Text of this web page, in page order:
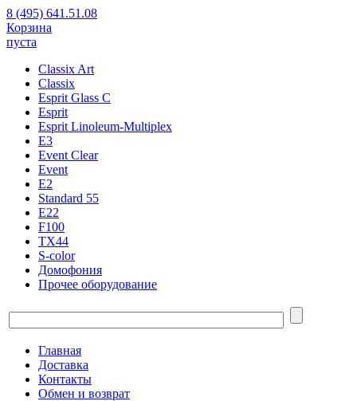
8 (495) 641.51.08
Корзина
пуста
Classix Art
Classix
Esprit Glass C
Esprit
Esprit Linoleum-Multiplex
E3
Event Clear
Event
E2
Standard 55
E22
F100
TX44
S-color
Домофония
Прочее оборудование
Главная
Доставка
Контакты
Обмен и возврат